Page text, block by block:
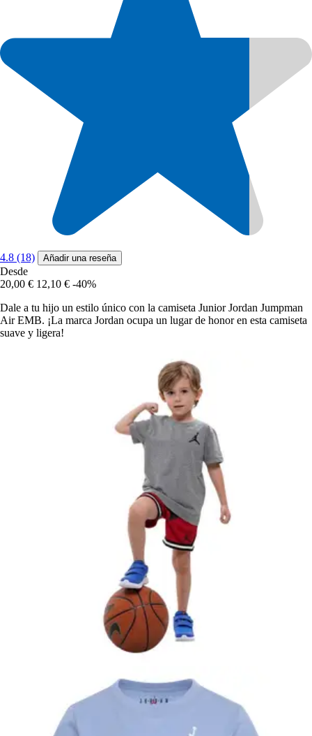
4.8 (18) Añadir una reseña
Desde
20,00 € 12,10 € -40%
Dale a tu hijo un estilo único con la camiseta Junior Jordan Jumpman
Air EMB. ¡La marca Jordan ocupa un lugar de honor en esta camiseta
suave y ligera!